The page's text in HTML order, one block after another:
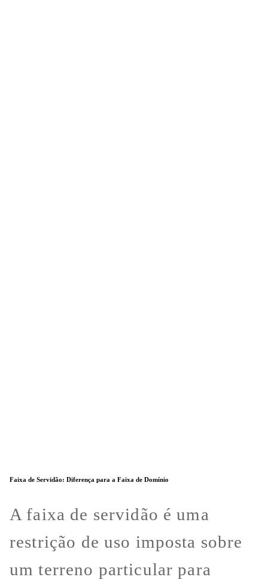
Faixa de Servidão: Diferença para a Faixa de Domínio
A faixa de servidão é uma
restrição de uso imposta sobre
um terreno particular para